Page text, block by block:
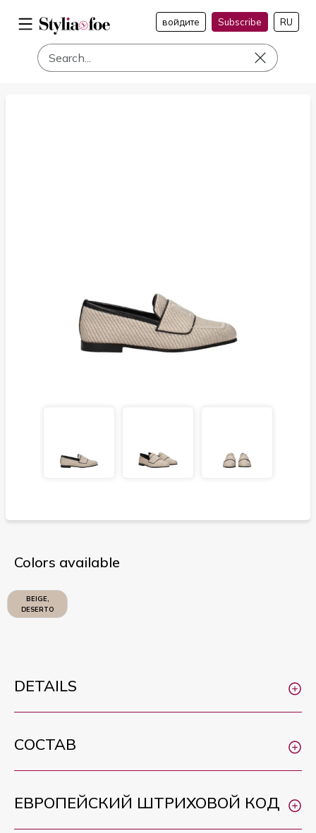
войдите Subscribe RU
Colors available
BEIGE,
DESERTO
CALDO
DETAILS
СОСТАВ
ЕВРОПЕЙСКИЙ ШТРИХОВОЙ КОД